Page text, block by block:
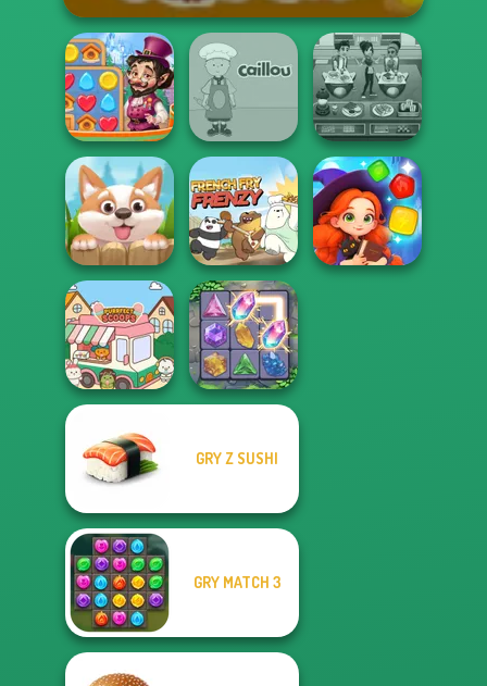
Vega Mix: Fairy
Town
Caillou Chef
Cooking Cafe
Food Chef
Puppy Blast French Fry Frenzy
Purr-fect Scoops
GRY Z SUSHI
GRY MATCH 3